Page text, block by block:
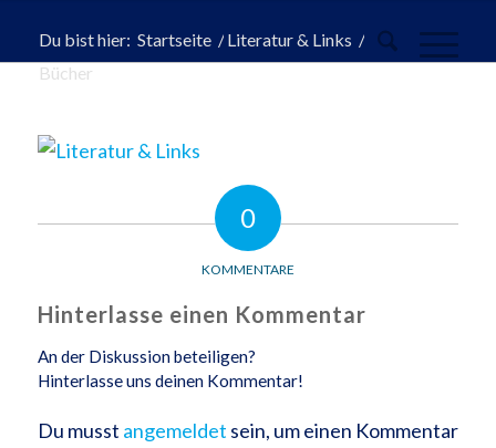
Du bist hier: Startseite / Literatur & Links /
Bücher
0
KOMMENTARE
Hinterlasse einen Kommentar
An der Diskussion beteiligen?
Hinterlasse uns deinen Kommentar!
Du musst angemeldet sein, um einen Kommentar